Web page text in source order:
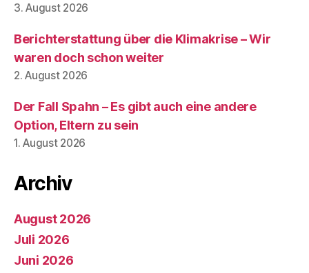
3. August 2026
Berichterstattung über die Klimakrise – Wir
waren doch schon weiter
2. August 2026
Der Fall Spahn – Es gibt auch eine andere
Option, Eltern zu sein
1. August 2026
Archiv
August 2026
Juli 2026
Juni 2026